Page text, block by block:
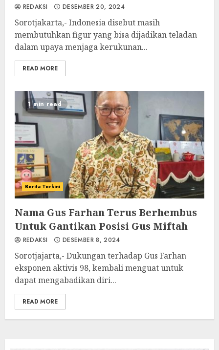
REDAKSI DESEMBER 20, 2024
Sorotjakarta,- Indonesia disebut masih
membutuhkan figur yang bisa dijadikan teladan
dalam upaya menjaga kerukunan...
READ MORE
1 min read
Berita Terkini
Nama Gus Farhan Terus Berhembus
Untuk Gantikan Posisi Gus Miftah
REDAKSI DESEMBER 8, 2024
Sorotjajarta,- Dukungan terhadap Gus Farhan
eksponen aktivis 98, kembali menguat untuk
dapat mengabadikan diri...
READ MORE